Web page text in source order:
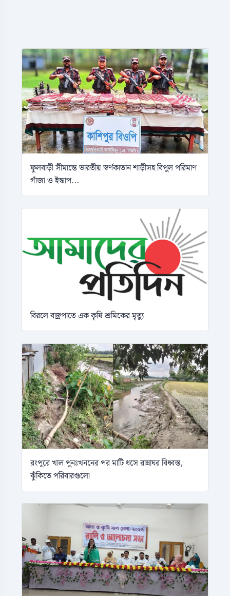
ফুলবাড়ী সীমান্তে ভারতীয় স্বর্ণকাতান শাড়ীসহ বিপুল পরিমাণ
গাঁজা ও ইস্কাপ...
বিরলে বজ্রপাতে এক কৃষি শ্রমিকের মৃত্যু
রংপুরে খাল পুনঃখননের পর মাটি ধসে রান্নাঘর বিধ্বস্ত,
ঝুঁকিতে পরিবারগুলো